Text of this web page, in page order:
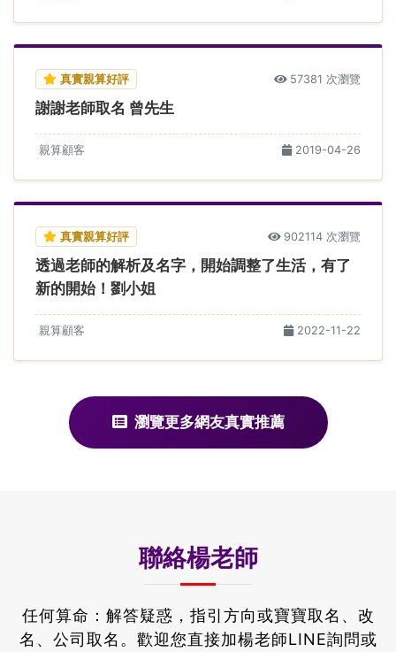
真實親算好評 57381 次瀏覽
謝謝老師取名 曾先生
親算顧客 2019-04-26
真實親算好評 902114 次瀏覽
透過老師的解析及名字，開始調整了生活，有了
新的開始！劉小姐
親算顧客 2022-11-22
瀏覽更多網友真實推薦
聯絡楊老師
任何算命：解答疑惑，指引方向或寶寶取名、改
名、公司取名。 歡迎您直接加楊老師LINE詢問或